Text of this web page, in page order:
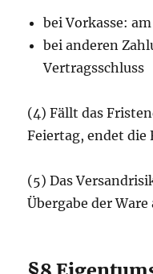
bei Vorkasse:
bei anderen
Vertragsschluss
(4) Fällt das
Feiertag, endet die
(5) Das
Übergabe der